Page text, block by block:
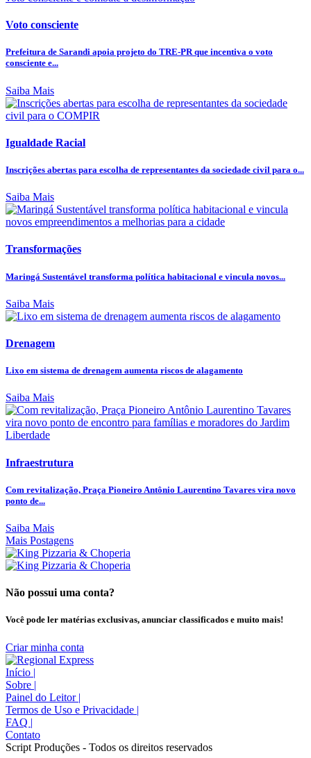
Voto consciente
Prefeitura de Sarandi apoia projeto do TRE-PR que incentiva o voto
consciente e...
Saiba Mais
Igualdade Racial
Inscrições abertas para escolha de representantes da sociedade civil para o...
Saiba Mais
Transformações
Maringá Sustentável transforma política habitacional e vincula novos...
Saiba Mais
Drenagem
Lixo em sistema de drenagem aumenta riscos de alagamento
Saiba Mais
Infraestrutura
Com revitalização, Praça Pioneiro Antônio Laurentino Tavares vira novo
ponto de...
Saiba Mais
Mais Postagens
Não possui uma conta?
Você pode ler matérias exclusivas, anunciar classificados e muito mais!
Criar minha conta
Início |
Sobre |
Painel do Leitor |
Termos de Uso e Privacidade |
FAQ |
Contato
Script Produções - Todos os direitos reservados